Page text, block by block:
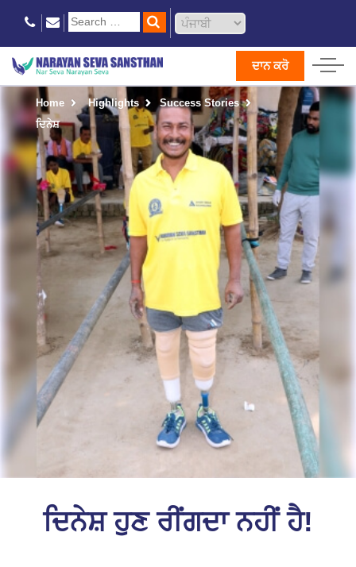
ਦਾਨ ਕਰੋ
Home Highlights
Success Stories
ਦਿਨੇਸ਼
ਦਿਨੇਸ਼ ਹੁਣ ਰੀਂਗਦਾ ਨਹੀਂ ਹੈ!